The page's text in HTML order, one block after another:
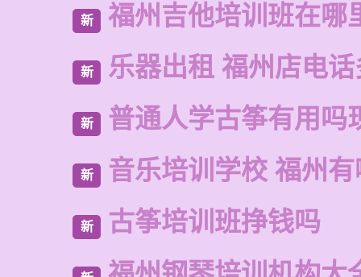
新 福州吉他培训班在哪
新 乐器出租 福州店电
新 普通人学古筝有用吗
新 音乐培训学校 福州
新 古筝培训班挣钱吗